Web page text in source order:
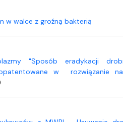
w walce z groźną bakterią
"Sposób eradykacji
w rozwiązanie